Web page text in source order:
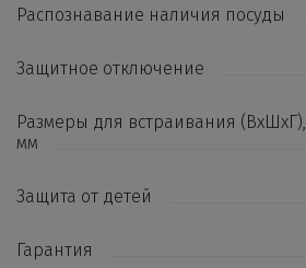
Распознавание наличия посуды
Защитное отключение
Размеры для встраивания (ВхШхГ),
мм
Защита от детей
Гарантия